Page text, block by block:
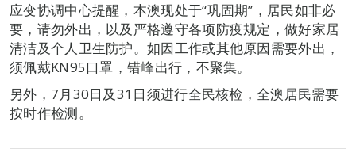
应变协调中心提醒，本澳现处于“巩固期”，居民如非必
要，请勿外出，以及严格遵守各项防疫规定，做好家居
清洁及个人卫生防护。如因工作或其他原因需要外出，
须佩戴KN95口罩，错峰出行，不聚集。
另外，7月30日及31日须进行全民核检，全澳居民需要
按时作检测。